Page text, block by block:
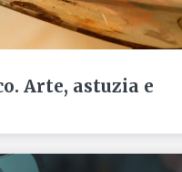
Arte, astuzia e